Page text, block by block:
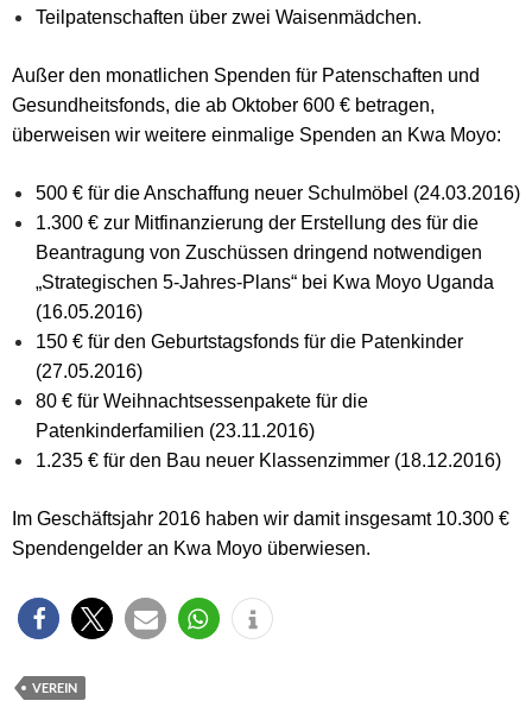
Teilpatenschaften über zwei Waisenmädchen.
Außer den monatlichen Spenden für Patenschaften und
Gesundheitsfonds, die ab Oktober 600 € betragen,
überweisen wir weitere einmalige Spenden an Kwa Moyo:
500 € für die Anschaffung neuer Schulmöbel (24.03.2016)
1.300 € zur Mitfinanzierung der Erstellung des für die
Beantragung von Zuschüssen dringend notwendigen
„Strategischen 5-Jahres-Plans“ bei Kwa Moyo Uganda
(16.05.2016)
150 € für den Geburtstagsfonds für die Patenkinder
(27.05.2016)
80 € für Weihnachtsessenpakete für die
Patenkinderfamilien (23.11.2016)
1.235 € für den Bau neuer Klassenzimmer (18.12.2016)
Im Geschäftsjahr 2016 haben wir damit insgesamt 10.300 €
Spendengelder an Kwa Moyo überwiesen.
VEREIN